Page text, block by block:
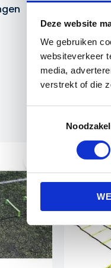
Deze website
We gebruiken
websiteverkeer
media,
verstrekt of die